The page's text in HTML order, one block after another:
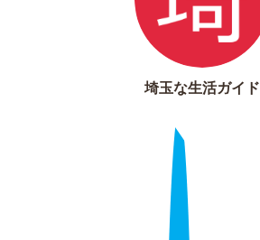
埼玉な生活ガイド